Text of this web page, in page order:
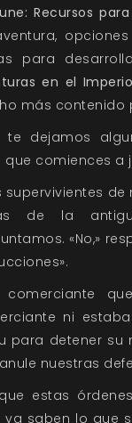
Recursos
para
en el
más contenido
te dejamos
que comiences a
supervivientes
de la
«No,»
ni
para detener su
nuestras
estas
ya saben lo que